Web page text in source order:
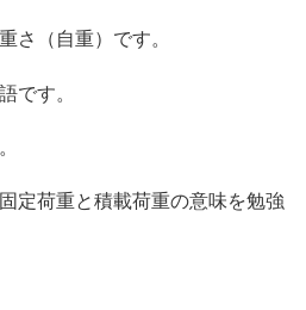
さ（自重）です。
です。
定荷重と積載荷重の意味を勉強